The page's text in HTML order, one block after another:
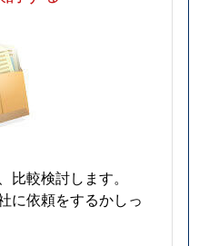
比較検討します。
に依頼をするかしっ